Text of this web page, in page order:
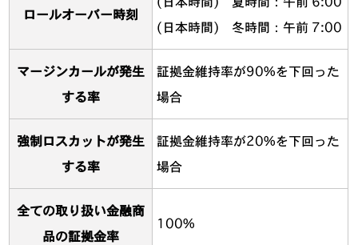
ロールオーバー時刻
(日本時間) 冬時間：午前 7:00
マージンカールが発生
する率
証拠金維持率が90%を下回った
場合
強制ロスカットが発生
する率
証拠金維持率が20%を下回った
場合
全ての取り扱い金融商
品の証拠金率
100%